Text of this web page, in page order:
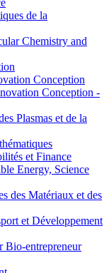
de la
Chemistry and
Conception
Conception -
Plasmas et de la
et Finance
Energy, Science
des Matériaux et des
et Développement
entrepreneur